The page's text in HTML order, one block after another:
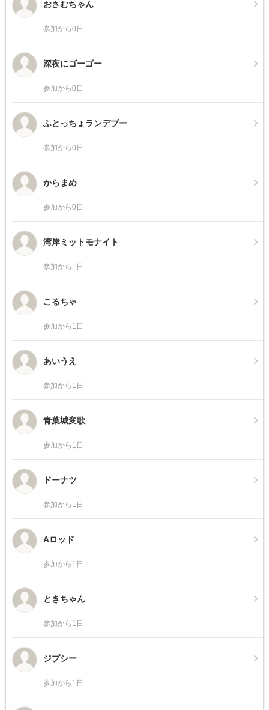
おさむちゃん
参加から0日
深夜にゴーゴー
参加から0日
ふとっちょランデブー
参加から0日
からまめ
参加から0日
湾岸ミットモナイト
参加から1日
こるちゃ
参加から1日
あいうえ
参加から1日
青葉城変歌
参加から1日
ドーナツ
参加から1日
Aロッド
参加から1日
ときちゃん
参加から1日
ジプシー
参加から1日